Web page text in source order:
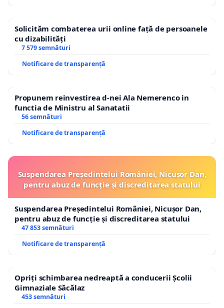
Solicităm combaterea urii online față de persoanele
cu dizabilități
7 579 semnături
Notificare de transparență
Propunem reinvestirea d-nei Ala Nemerenco in
functia de Ministru al Sanatatii
56 semnături
Notificare de transparență
Suspendarea Președintelui României, Nicușor Dan,
pentru abuz de funcție și discreditarea statului
Suspendarea Președintelui României, Nicușor Dan,
pentru abuz de funcție și discreditarea statului
47 853 semnături
Notificare de transparență
Opriți schimbarea nedreaptă a conducerii Școlii
Gimnaziale Săcălaz
453 semnături